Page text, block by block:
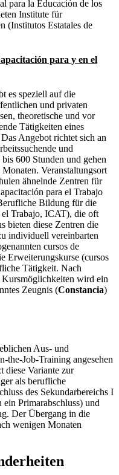
para la Educación de los
Institute für
(Institutos Estatales de
para y en el
es speziell auf die
und privaten
theoretische und vor
Tätigkeiten eines
Angebot richtet sich an
und
600 Stunden und gehen
Veranstaltungsort
ähnelnde Zentren für
para el Trabajo
Bildung für die
Trabajo, ICAT), die oft
bieten diese Zentren die
individuell vereinbarten
cursos de
Erweiterungskurse (cursos
Tätigkeit. Nach
Kursmöglichkeiten wird ein
Zeugnis (Constancia)
Aus- und
the-Job-Training angesehen
diese Variante zur
als berufliche
des Sekundarbereichs I
Primarabschluss) und
Der Übergang in die
wenigen Monaten